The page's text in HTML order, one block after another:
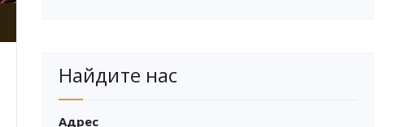
Найдите нас
Адрес